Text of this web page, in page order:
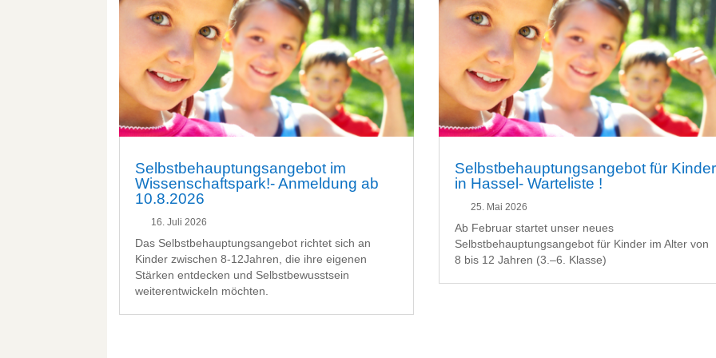
Selbstbehauptungsangebot im
Wissenschaftspark!- Anmeldung ab
10.8.2026
16. Juli 2026
Das Selbstbehauptungsangebot richtet sich an
Kinder zwischen 8-12Jahren, die ihre eigenen
Stärken entdecken und Selbstbewusstsein
weiterentwickeln möchten.
Selbstbehauptungsangebot für Kinder
in Hassel- Warteliste !
25. Mai 2026
Ab Februar startet unser neues
Selbstbehauptungsangebot für Kinder im Alter von
8 bis 12 Jahren (3.–6. Klasse)